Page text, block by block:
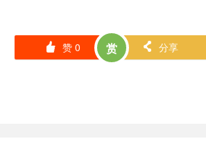
󰄼 赞 0 赏 󰄯 分享